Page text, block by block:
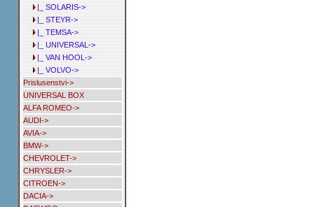
|_ SOLARIS->
|_ STEYR->
|_ TEMSA->
|_ UNIVERSAL->
|_ VAN HOOL->
|_ VOLVO->
Prislusenstvi->
UNIVERSAL BOX
ALFA ROMEO->
AUDI->
AVIA->
BMW->
CHEVROLET->
CHRYSLER->
CITROEN->
DACIA->